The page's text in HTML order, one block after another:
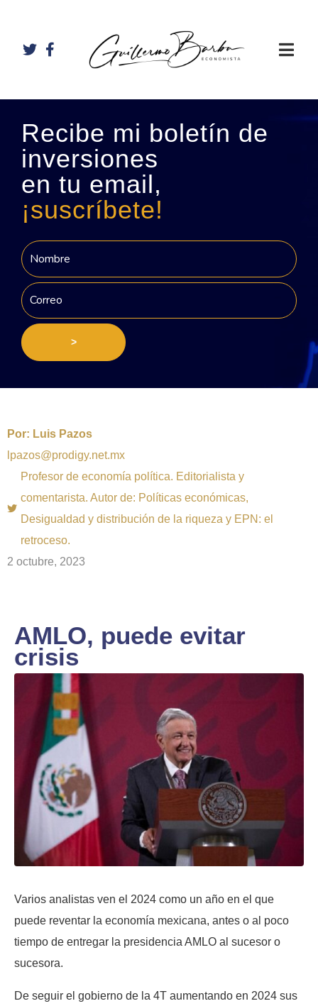
Recibe mi boletín de
inversiones
en tu email,
¡suscríbete!
>
Por: Luis Pazos
lpazos@prodigy.net.mx
Profesor de economía política. Editorialista y
comentarista. Autor de: Políticas económicas,
Desigualdad y distribución de la riqueza y EPN: el
retroceso.
2 octubre, 2023
AMLO, puede evitar
crisis
Varios analistas ven el 2024 como un año en el que
puede reventar la economía mexicana, antes o al poco
tiempo de entregar la presidencia AMLO al sucesor o
sucesora.
De seguir el gobierno de la 4T aumentando en 2024 sus